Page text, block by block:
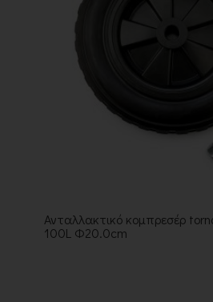
Ανταλλακτικό κομπρεσέρ
100L Φ20.0cm